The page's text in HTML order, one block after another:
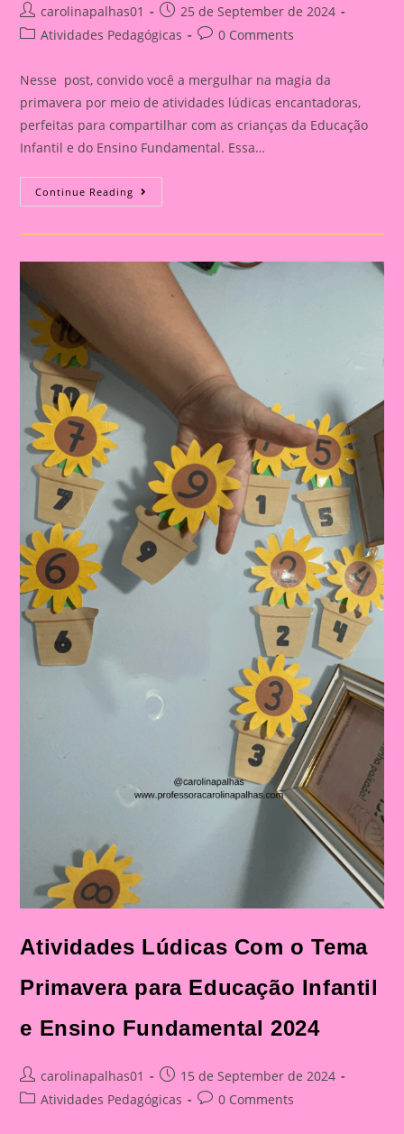
Post
author:
carolinapalhas01
Post
published:
25 de September de 2024
PostAtividades Pedagógicas
Post0 Comments
Nesse post, convido você a mergulhar na magia da
primavera por meio de atividades lúdicas encantadoras,
perfeitas para compartilhar com as crianças da Educação
Infantil e do Ensino Fundamental. Essa…
Continue Reading Atividades
Lúdicas
O
Para
Educação
Infantil
Ensino
Fundamental
Atividades Lúdicas Com o Tema
Primavera para Educação Infantil
e Ensino Fundamental 2024
Post
author:
carolinapalhas01
Post
published:
15 de September de 2024
PostAtividades Pedagógicas
Post0 Comments